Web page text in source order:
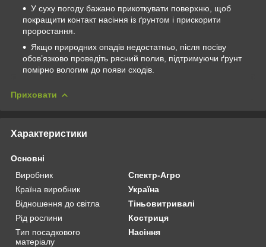
У суху погоду бажано прикоткувати поверхню, щоб
покращити контакт насіння із ґрунтом і прискорити
проростання.
Якщо природних опадів недостатньо, після посіву
обов’язково проведіть рясний полив, підтримуючи ґрунт
помірно вологим до появи сходів.
Приховати
Характеристики
Основні
Виробник
Спектр-Агро
Країна виробник
Україна
Відношення до світла
Тіньовитривалі
Рід рослини
Костриця
Тип посадкового
матеріалу
Насіння